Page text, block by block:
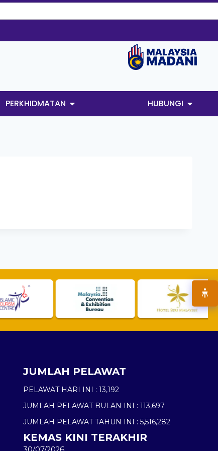
PERKHIDMATAN HUBUNGI
JUMLAH PELAWAT
PELAWAT HARI INI : 13,192
JUMLAH PELAWAT BULAN INI : 113,697
JUMLAH PELAWAT TAHUN INI : 5,516,282
KEMAS KINI TERAKHIR